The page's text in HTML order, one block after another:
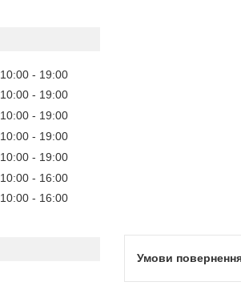
10:00
19:00
10:00
19:00
10:00
19:00
10:00
19:00
10:00
19:00
10:00
16:00
10:00 16:00